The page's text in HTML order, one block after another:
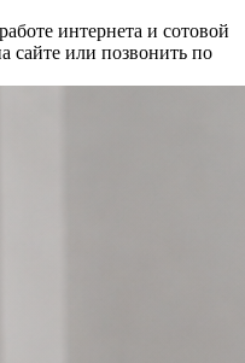
интернета и сотовой
сайте или позвонить по